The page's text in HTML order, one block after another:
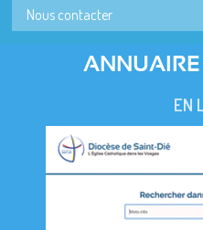
Nous contacter
ANNUAIRE
EN